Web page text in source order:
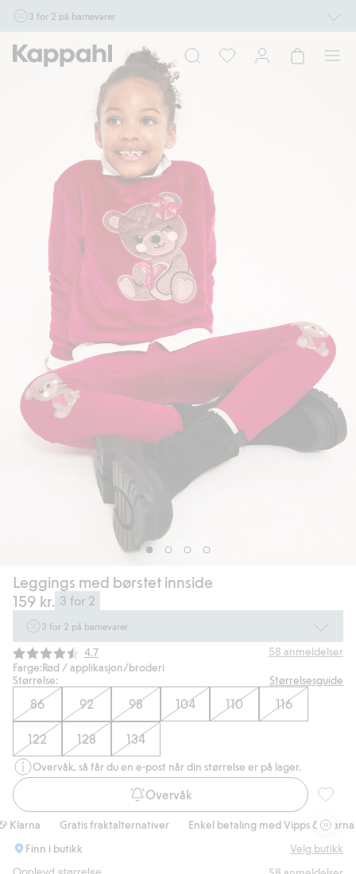
3 for 2 på barnevarer
17/8 i butikk & online for deg som er eller blir medlem. Kan ikke kombineres med
andre tilbud eller rabatter.
Handle nå
Leggings med børstet innside
159 kr. 3 for 2
3 for 2 på barnevarer
Ikke Newbie. Gjelder når du handler 2 eller flere varer som inngår i tilbudet
tom. 17/8 i butikk & online for deg som er eller blir medlem. Kan ikke
kombineres med andre tilbud eller rabatter.
Handle nå
Gjennomsnittskarakter:
4.7 58 anmeldelser
Farge:Rød / applikasjon/broderi
Størrelse:
Størrelsesguide
86 92 98 104 110 116
122 128 134
Overvåk, så får du en e-post når din størrelse er på lager.
Overvåk
Gratis fraktalternativer
Enkel betaling med Vipps & Klarna
Finn i butikk
Velg butikk